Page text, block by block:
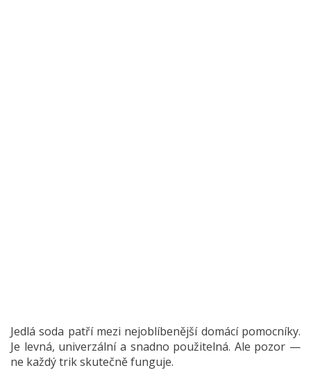
Jedlá soda patří mezi nejoblíbenější domácí pomocníky.
Je levná, univerzální a snadno použitelná. Ale pozor —
ne každý trik skutečně funguje.